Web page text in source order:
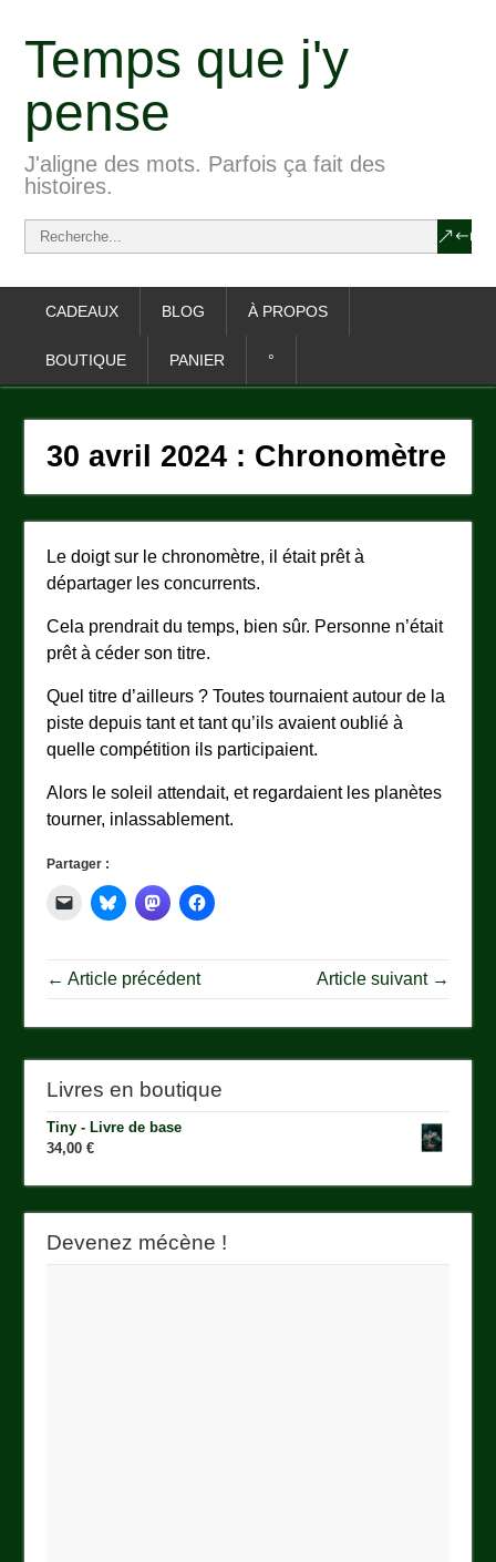
Temps que j'y
pense
J'aligne des mots. Parfois ça fait des
histoires.
CADEAUX BLOG À PROPOS
BOUTIQUE PANIER °
30 avril 2024 : Chronomètre
Le doigt sur le chronomètre, il était prêt à
départager les concurrents.
Cela prendrait du temps, bien sûr. Personne n’était
prêt à céder son titre.
Quel titre d’ailleurs ? Toutes tournaient autour de la
piste depuis tant et tant qu’ils avaient oublié à
quelle compétition ils participaient.
Alors le soleil attendait, et regardaient les planètes
tourner, inlassablement.
Partager :
← Article précédent Article suivant →
Livres en boutique
Tiny - Livre de base
34,00€
Devenez mécène !